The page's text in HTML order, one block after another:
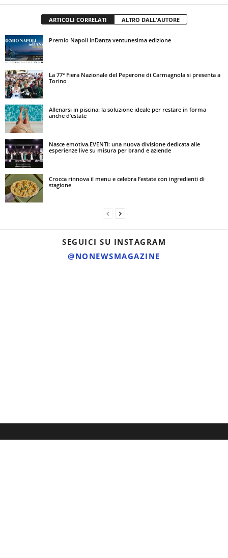
ARTICOLI CORRELATI ALTRO DALL'AUTORE
Premio Napoli inDanza ventunesima edizione
La 77ª Fiera Nazionale del Peperone di Carmagnola si presenta a
Torino
Allenarsi in piscina: la soluzione ideale per restare in forma
anche d’estate
Nasce emotiva.EVENTI: una nuova divisione dedicata alle
esperienze live su misura per brand e aziende
Crocca rinnova il menu e celebra l’estate con ingredienti di
stagione
SEGUICI SU INSTAGRAM
@NONEWSMAGAZINE